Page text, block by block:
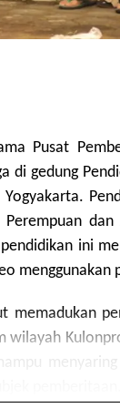
Pusat
gedung
ini
menggunakan
memadukan